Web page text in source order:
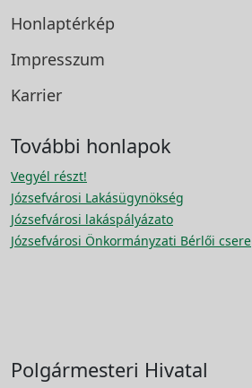
Honlaptérkép
Impresszum
Karrier
További honlapok
Vegyél részt!
Józsefvárosi Lakásügynökség
Józsefvárosi lakáspályázato
Józsefvárosi Önkormányzati Bérlői csere
Polgármesteri Hivatal